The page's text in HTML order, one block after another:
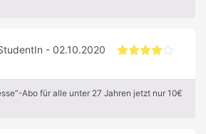
- 02.10.2020
Abo für alle unter 27 Jahren jetzt nur 10€